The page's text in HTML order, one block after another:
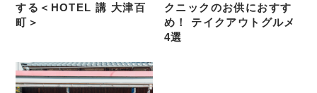
する＜HOTEL 講 大津百
町＞
クニックのお供におすす
め！ テイクアウトグルメ
4選